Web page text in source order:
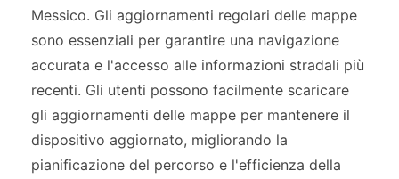
Messico. Gli aggiornamenti regolari delle mappe
sono essenziali per garantire una navigazione
accurata e l'accesso alle informazioni stradali più
recenti. Gli utenti possono facilmente scaricare
gli aggiornamenti delle mappe per mantenere il
dispositivo aggiornato, migliorando la
pianificazione del percorso e l'efficienza della